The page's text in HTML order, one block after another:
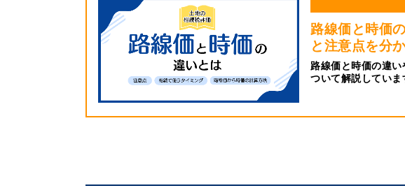
路線価と時価
と注意点を分
路線価と時価の違
ついて解説していま